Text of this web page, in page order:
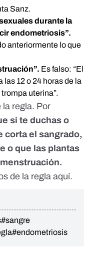
Sanz.
durante la
endometriosis”.
anteriormente lo que
Es falso: “El
las 12 o 24 horas de la
uterina”.
la regla. Por
si te duchas o
corta el sangrado,
o que las plantas
de la regla aquí.
#sangre
#endometriosis